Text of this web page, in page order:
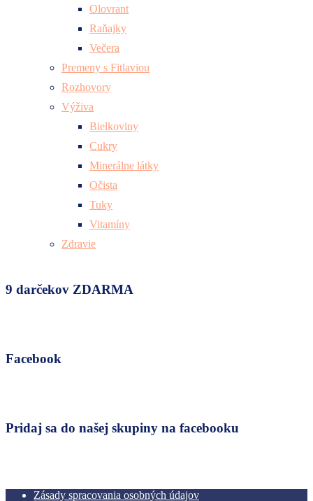
Olovrant
Raňajky
Večera
Premeny s Fitlaviou
Rozhovory
Výživa
Bielkoviny
Cukry
Minerálne látky
Očista
Tuky
Vitamíny
Zdravie
9 darčekov ZDARMA
Facebook
Pridaj sa do našej skupiny na facebooku
Zásady spracovania osobných údajov